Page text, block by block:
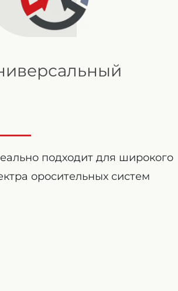
подходит для широкого
оросительных систем